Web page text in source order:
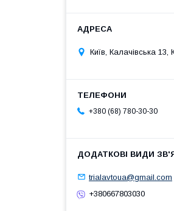
Київ, Калачівська 13,
+380 (68) 780-30-30
trialavtoua@gmail.com
+380667803030